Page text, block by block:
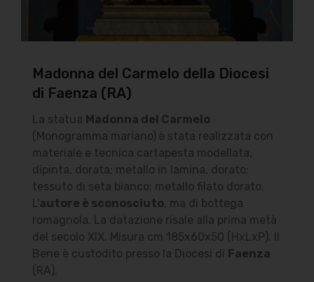
Madonna del Carmelo della Diocesi
di Faenza (RA)
La statua Madonna del Carmelo
(Monogramma mariano) è stata realizzata con
materiale e tecnica cartapesta modellata,
dipinta, dorata; metallo in lamina, dorato;
tessuto di seta bianco; metallo filato dorato.
L'autore è sconosciuto, ma di bottega
romagnola. La datazione risale alla prima metà
del secolo XIX. Misura cm 185x60x50 (HxLxP). Il
Bene è custodito presso la Diocesi di Faenza
(RA).